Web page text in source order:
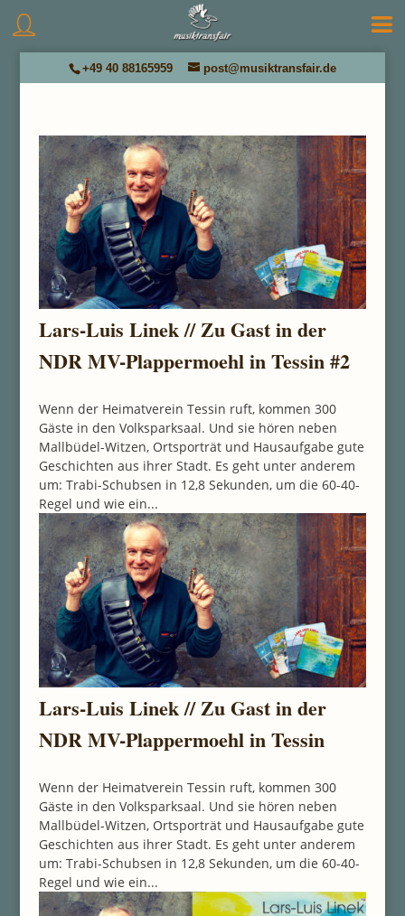
+49 40 88165959 post@musiktransfair.de
Lars-Luis Linek // Zu Gast in der
NDR MV-Plappermoehl in Tessin #2
Wenn der Heimatverein Tessin ruft, kommen 300
Gäste in den Volksparksaal. Und sie hören neben
Mallbüdel-Witzen, Ortsporträt und Hausaufgabe gute
Geschichten aus ihrer Stadt. Es geht unter anderem
um: Trabi-Schubsen in 12,8 Sekunden, um die 60-40-
Regel und wie ein...
Lars-Luis Linek // Zu Gast in der
NDR MV-Plappermoehl in Tessin
Wenn der Heimatverein Tessin ruft, kommen 300
Gäste in den Volksparksaal. Und sie hören neben
Mallbüdel-Witzen, Ortsporträt und Hausaufgabe gute
Geschichten aus ihrer Stadt. Es geht unter anderem
um: Trabi-Schubsen in 12,8 Sekunden, um die 60-40-
Regel und wie ein...